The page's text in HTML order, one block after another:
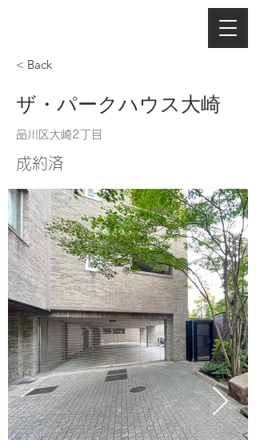
< Back
ザ・パークハウス大崎
品川区大崎2丁目
成約済